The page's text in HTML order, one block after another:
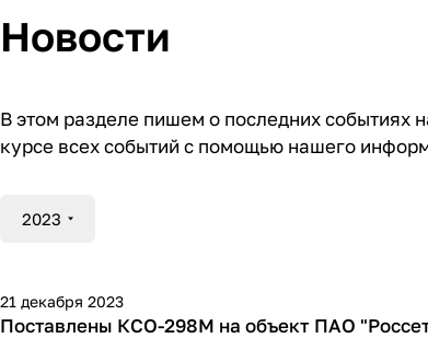
Новости
В этом разделе пишем о последних событиях
курсе всех событий с помощью нашего
2023
21 декабря 2023
Поставлены КСО-298М на объект ПАО